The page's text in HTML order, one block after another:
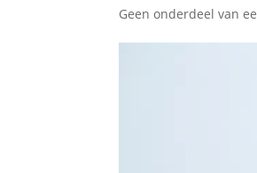
Geen onderdeel van